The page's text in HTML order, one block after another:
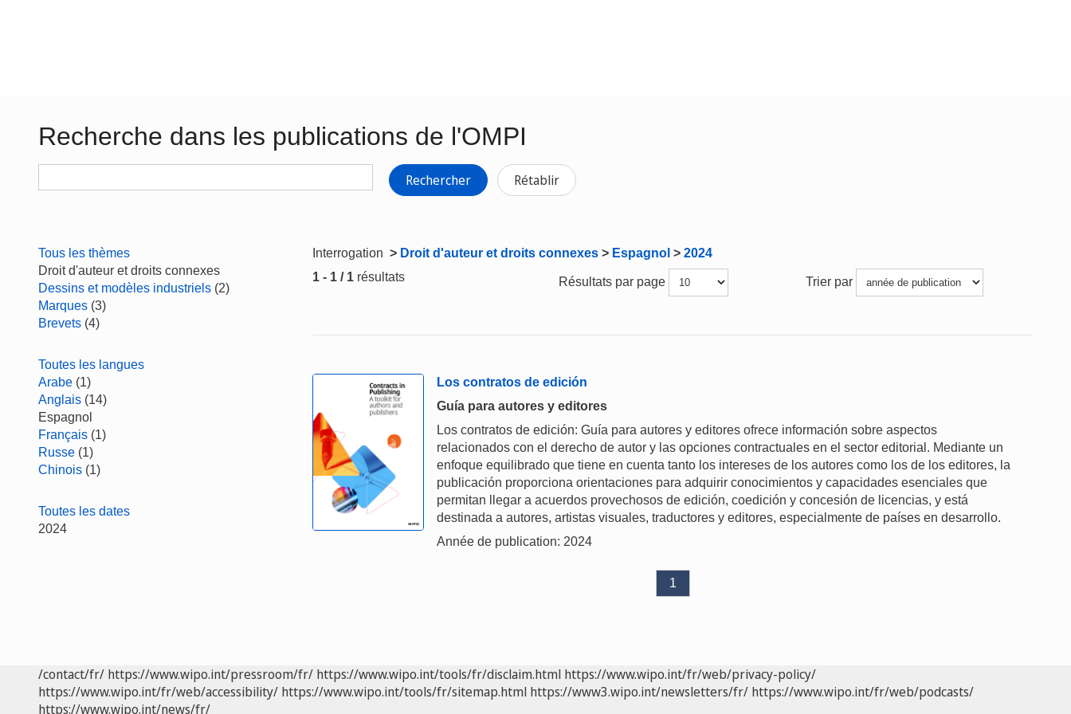
Recherche dans les publications de l'OMPI
Rechercher Rétablir
Tous les thèmes
Droit d'auteur et droits connexes
Dessins et modèles industriels (2)
Marques (3)
Brevets (4)
Toutes les langues
Arabe (1)
Anglais (14)
Espagnol
Français (1)
Russe (1)
Chinois (1)
Toutes les dates
2024
Interrogation > Droit d'auteur et droits connexes > Espagnol > 2024
1 - 1 / 1 résultats Résultats par page Trier par
Los contratos de edición
Guía para autores y editores
Los contratos de edición: Guía para autores y editores ofrece información sobre aspectos
relacionados con el derecho de autor y las opciones contractuales en el sector editorial. Mediante un
enfoque equilibrado que tiene en cuenta tanto los intereses de los autores como los de los editores, la
publicación proporciona orientaciones para adquirir conocimientos y capacidades esenciales que
permitan llegar a acuerdos provechosos de edición, coedición y concesión de licencias, y está
destinada a autores, artistas visuales, traductores y editores, especialmente de países en desarrollo.
Année de publication: 2024
1
/contact/fr/ https://www.wipo.int/pressroom/fr/ https://www.wipo.int/tools/fr/disclaim.html https://www.wipo.int/fr/web/privacy-policy/
https://www.wipo.int/fr/web/accessibility/ https://www.wipo.int/tools/fr/sitemap.html https://www3.wipo.int/newsletters/fr/ https://www.wipo.int/fr/web/podcasts/
https://www.wipo.int/news/fr/